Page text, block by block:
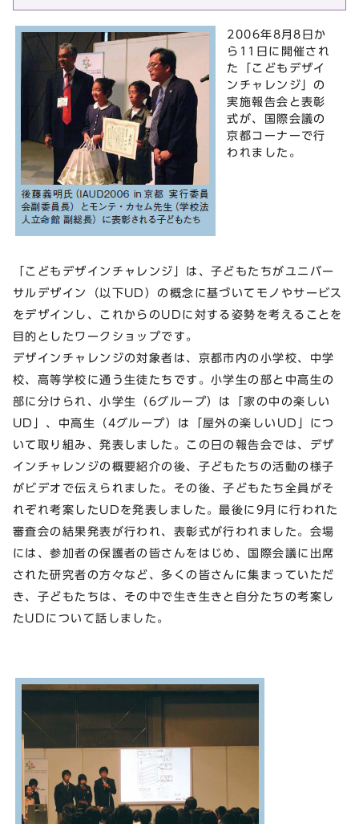
2006年8月8日か
ら11日に開催され
た「こどもデザイ
ンチャレンジ」の
実施報告会と表彰
式が、国際会議の
京都コーナーで行
われました。
「こどもデザインチャレンジ」は、子どもたちがユニバー
サルデザイン（以下UD）の概念に基づいてモノやサービス
をデザインし、これからのUDに対する姿勢を考えることを
目的としたワークショップです。
デザインチャレンジの対象者は、京都市内の小学校、中学
校、高等学校に通う生徒たちです。小学生の部と中高生の
部に分けられ、小学生（6グループ）は「家の中の楽しい
UD」、中高生（4グループ）は「屋外の楽しいUD」につ
いて取り組み、発表しました。この日の報告会では、デザ
インチャレンジの概要紹介の後、子どもたちの活動の様子
がビデオで伝えられました。その後、子どもたち全員がそ
れぞれ考案したUDを発表しました。最後に9月に行われた
審査会の結果発表が行われ、表彰式が行われました。会場
には、参加者の保護者の皆さんをはじめ、国際会議に出席
された研究者の方々など、多くの皆さんに集まっていただ
き、子どもたちは、その中で生き生きと自分たちの考案し
たUDについて話しました。